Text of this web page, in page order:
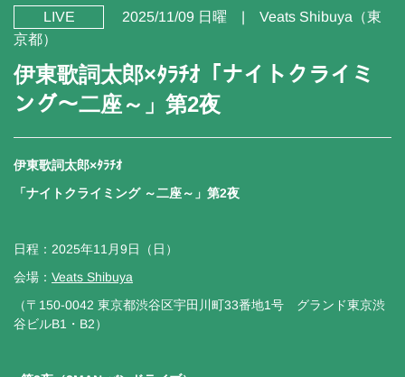
LIVE 2025/11/09 日曜 Veats Shibuya（東
京都）
伊東歌詞太郎×ﾀﾗﾁｵ「ナイトクライミ
ング～二座～」第2夜
伊東歌詞太郎×ﾀﾗﾁｵ
「ナイトクライミング ～二座～」第2夜
日程：2025年11月9日（日）
会場：Veats Shibuya
（〒150-0042 東京都渋谷区宇田川町33番地1号 グランド東京渋
谷ビルB1・B2）